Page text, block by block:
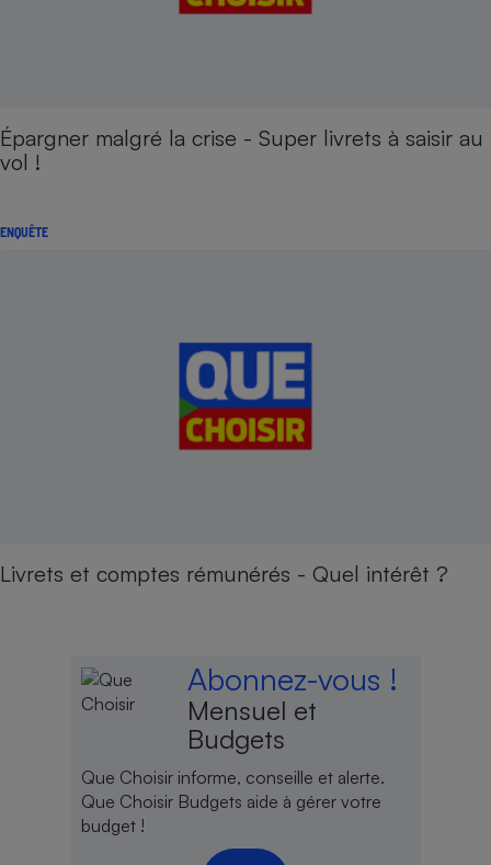
Épargner malgré la crise - Super livrets à saisir au
vol !
ENQUÊTE
Livrets et comptes rémunérés - Quel intérêt ?
Abonnez-vous !
Mensuel et
Budgets
Que Choisir informe, conseille et alerte.
Que Choisir Budgets aide à gérer votre
budget !